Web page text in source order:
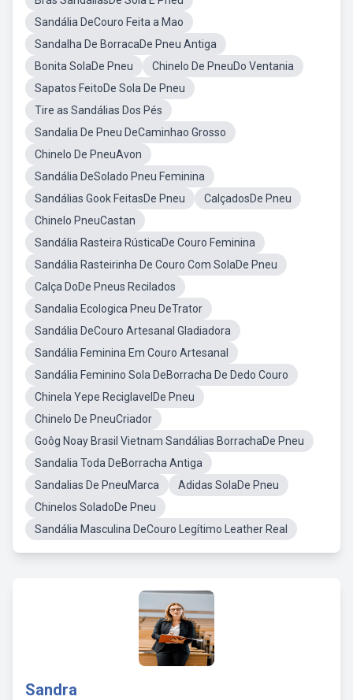
Sandália DeCouro Feita a Mao
Sandalha De BorracaDe Pneu Antiga
Bonita SolaDe Pneu
Chinelo De PneuDo Ventania
Sapatos FeitoDe Sola De Pneu
Tire as Sandálias Dos Pés
Sandalia De Pneu DeCaminhao Grosso
Chinelo De PneuAvon
Sandália DeSolado Pneu Feminina
Sandálias Gook FeitasDe Pneu
CalçadosDe Pneu
Chinelo PneuCastan
Sandália Rasteira RústicaDe Couro Feminina
Sandália Rasteirinha De Couro Com SolaDe Pneu
Calça DoDe Pneus Recilados
Sandalia Ecologica Pneu DeTrator
Sandália DeCouro Artesanal Gladiadora
Sandália Feminina Em Couro Artesanal
Sandália Feminino Sola DeBorracha De Dedo Couro
Chinela Yepe ReciglavelDe Pneu
Chinelo De PneuCriador
Goôg Noay Brasil Vietnam Sandálias BorrachaDe Pneu
Sandalia Toda DeBorracha Antiga
Sandalias De PneuMarca
Adidas SolaDe Pneu
Chinelos SoladoDe Pneu
Sandália Masculina DeCouro Legítimo Leather Real
Sandra